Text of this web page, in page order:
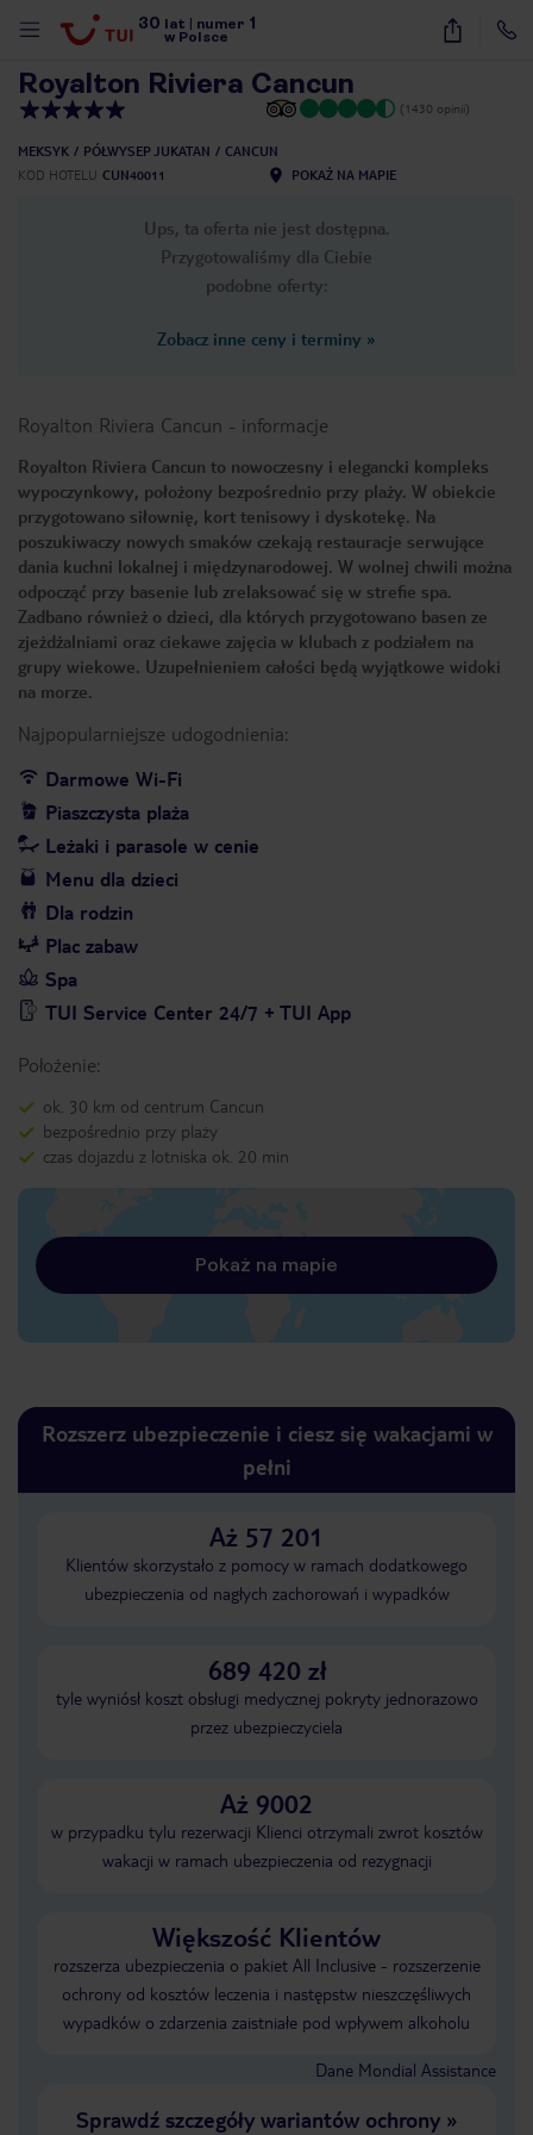
30 lat numer 1
w Polsce
60
Royalton Riviera Cancun
(1430 opinii)
MEKSYK PÓŁWYSEP JUKATAN
CANCUN
KOD HOTELU CUN40011 POKAŻ NA MAPIE
Ups, ta oferta nie jest dostępna.
Przygotowaliśmy dla Ciebie
podobne oferty:
Zobacz inne ceny i terminy »
Royalton Riviera Cancun - informacje
Royalton Riviera Cancun to nowoczesny i elegancki kompleks
wypoczynkowy, położony bezpośrednio przy plaży. W obiekcie
przygotowano siłownię, kort tenisowy i dyskotekę. Na
poszukiwaczy nowych smaków czekają restauracje serwujące
dania kuchni lokalnej i międzynarodowej. W wolnej chwili można
odpocząć przy basenie lub zrelaksować się w strefie spa.
Zadbano również o dzieci, dla których przygotowano basen ze
zjeżdżalniami oraz ciekawe zajęcia w klubach z podziałem na
grupy wiekowe. Uzupełnieniem całości będą wyjątkowe widoki
na morze.
Najpopularniejsze udogodnienia:
Darmowe Wi-Fi
Piaszczysta plaża
Leżaki i parasole w cenie
Menu dla dzieci
Dla rodzin
Plac zabaw
Spa
TUI Service Center 24/7 + TUI App
Położenie:
ok. 30 km od centrum Cancun
bezpośrednio przy plaży
czas dojazdu z lotniska ok. 20 min
Pokaż na mapie
Rozszerz ubezpieczenie i ciesz się wakacjami w
pełni
Aż 57 201
Klientów skorzystało z pomocy w ramach dodatkowego
ubezpieczenia od nagłych zachorowań i wypadków
689 420 zł
tyle wyniósł koszt obsługi medycznej pokryty jednorazowo
przez ubezpieczyciela
Aż 9002
w przypadku tylu rezerwacji Klienci otrzymali zwrot kosztów
wakacji w ramach ubezpieczenia od rezygnacji
Większość Klientów
rozszerza ubezpieczenia o pakiet All Inclusive - rozszerzenie
ochrony od kosztów leczenia i następstw nieszczęśliwych
wypadków o zdarzenia zaistniałe pod wpływem alkoholu
Dane Mondial Assistance
Sprawdź szczegóły wariantów ochrony»